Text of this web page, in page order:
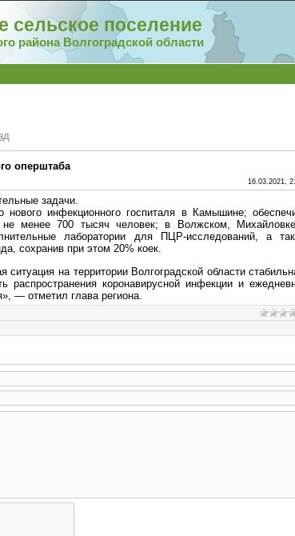
сельское поселение
района Волгоградской области
оперштаба
16.03.2021,
задачи.
инфекционного госпиталя в Камышине;
не менее 700 тысяч человек; в Волжском,
лаборатории для ПЦР-исследований, а
сохранив при этом 20% коек.
на территории Волгоградской области
распространения коронавирусной инфекции и
— отметил глава региона.